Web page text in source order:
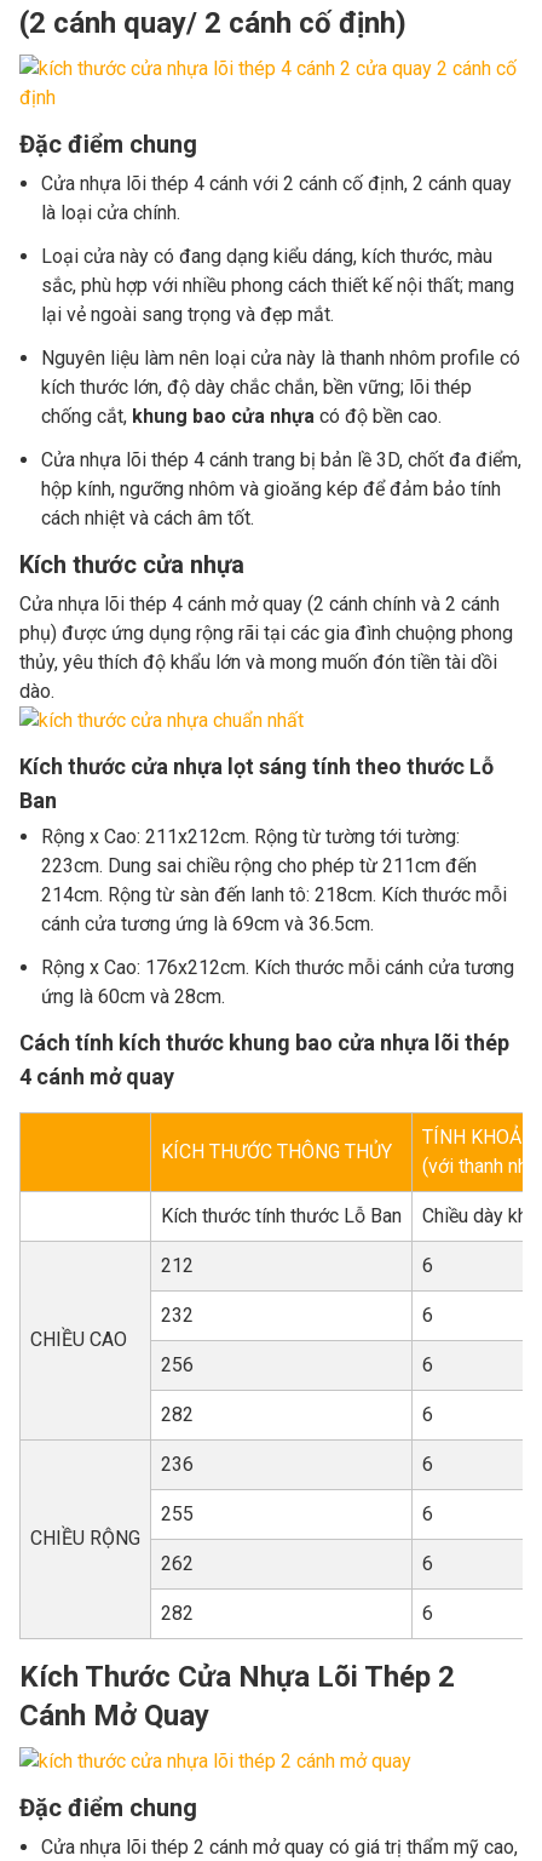
(2 cánh quay/ 2 cánh cố định)
Đặc điểm chung
Cửa nhựa lõi thép 4 cánh với 2 cánh cố định, 2 cánh quay
là loại cửa chính.
Loại cửa này có đang dạng kiểu dáng, kích thước, màu
sắc, phù hợp với nhiều phong cách thiết kế nội thất; mang
lại vẻ ngoài sang trọng và đẹp mắt.
Nguyên liệu làm nên loại cửa này là thanh nhôm profile có
kích thước lớn, độ dày chắc chắn, bền vững; lõi thép
chống cắt, khung bao cửa nhựa có độ bền cao.
Cửa nhựa lõi thép 4 cánh trang bị bản lề 3D, chốt đa điểm,
hộp kính, ngưỡng nhôm và gioăng kép để đảm bảo tính
cách nhiệt và cách âm tốt.
Kích thước cửa nhựa
Cửa nhựa lõi thép 4 cánh mở quay (2 cánh chính và 2 cánh
phụ) được ứng dụng rộng rãi tại các gia đình chuộng phong
thủy, yêu thích độ khẩu lớn và mong muốn đón tiền tài dồi
dào.
Kích thước cửa nhựa lọt sáng tính theo thước Lỗ
Ban
Rộng x Cao: 211x212cm. Rộng từ tường tới tường:
223cm. Dung sai chiều rộng cho phép từ 211cm đến
214cm. Rộng từ sàn đến lanh tô: 218cm. Kích thước mỗi
cánh cửa tương ứng là 69cm và 36.5cm.
Rộng x Cao: 176x212cm. Kích thước mỗi cánh cửa tương
ứng là 60cm và 28cm.
Cách tính kích thước khung bao cửa nhựa lõi thép
4 cánh mở quay
KÍCH THƯỚC THÔNG THỦY
TÍNH
(với thanh
Kích thước tính thước Lỗ Ban Chiều dày
CHIỀU CAO
212 6
232 6
256 6
282 6
CHIỀU RỘNG
236 6
255 6
262 6
282 6
Kích Thước Cửa Nhựa Lõi Thép 2
Cánh Mở Quay
Đặc điểm chung
Cửa nhựa lõi thép 2 cánh mở quay có giá trị thẩm mỹ cao,